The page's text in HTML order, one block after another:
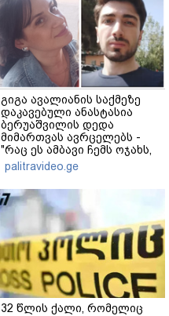
გიგა ავალიანის საქმეზე
დაკავებული ანასტასია
ბერუაშვილის დედა
მიმართვას ავრცელებს -
"რაც ეს ამბავი ჩემს ოჯახს,
ჩემს ანასტასიას გადახდა
თავს, მის მერე მე მე არ
ვარ"
palitravideo.ge
32 წლის ქალი, რომელიც